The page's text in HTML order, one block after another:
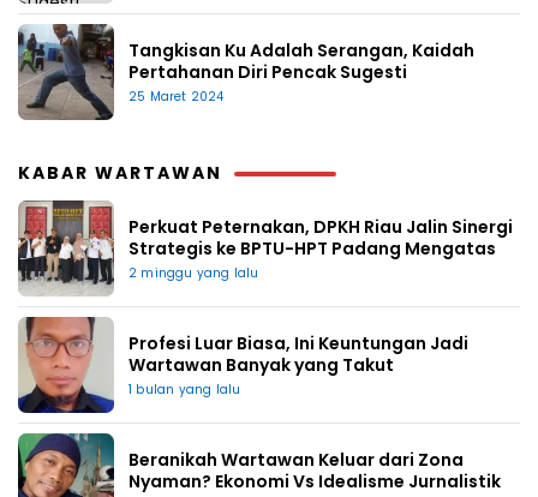
Tangkisan Ku Adalah Serangan, Kaidah
Pertahanan Diri Pencak Sugesti
25 Maret 2024
KABAR WARTAWAN
Perkuat Peternakan, DPKH Riau Jalin Sinergi
Strategis ke BPTU-HPT Padang Mengatas
2 minggu yang lalu
Profesi Luar Biasa, Ini Keuntungan Jadi
Wartawan Banyak yang Takut
1 bulan yang lalu
Beranikah Wartawan Keluar dari Zona
Nyaman? Ekonomi Vs Idealisme Jurnalistik